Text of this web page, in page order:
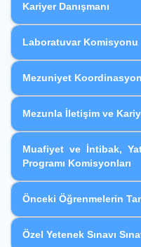
Kariyer Danışmanı
Laboratuvar Komisyonu
Mezuniyet
Mezunla İletişim ve
Muafiyet ve İntibak,
Programı Komisyonları
Önceki Öğrenmelerin
Özel Yetenek Sınavı